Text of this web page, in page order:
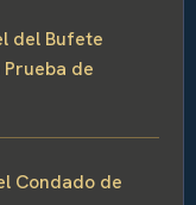
del Bufete
de
Condado de